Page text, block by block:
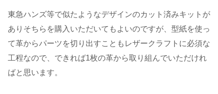
東急ハンズ等で似たようなデザインのカット済みキットが
ありそちらを購入いただいてもよいのですが、型紙を使っ
て革からパーツを切り出すこともレザークラフトに必須な
工程なので、できれば1枚の革から取り組んでいただけれ
ばと思います。